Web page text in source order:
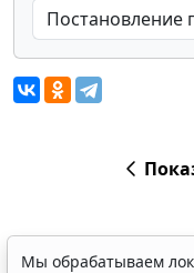
Мы обрабатываем